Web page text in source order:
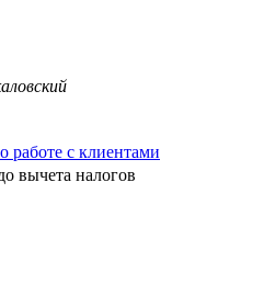
с клиентами
вычета налогов